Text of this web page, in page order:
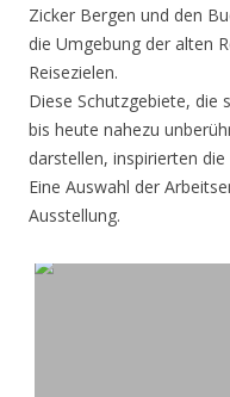
Zicker Bergen und den
die Umgebung der alten
Reisezielen.
Diese Schutzgebiete, die
bis heute nahezu
darstellen, inspirierten
Eine Auswahl der
Ausstellung.